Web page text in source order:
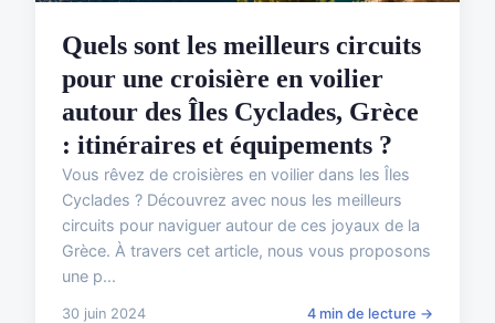
Quels sont les meilleurs circuits
pour une croisière en voilier
autour des Îles Cyclades, Grèce
: itinéraires et équipements ?
Vous rêvez de croisières en voilier dans les Îles
Cyclades ? Découvrez avec nous les meilleurs
circuits pour naviguer autour de ces joyaux de la
Grèce. À travers cet article, nous vous proposons
une p...
30 juin 2024 4 min de lecture →